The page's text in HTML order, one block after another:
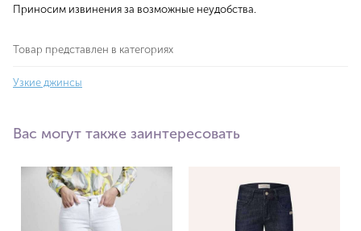
Приносим извинения за возможные неудобства.
Товар представлен в категориях
Узкие джинсы
Вас могут также заинтересовать